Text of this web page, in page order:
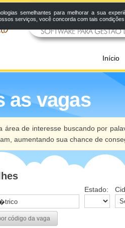
Início
as vagas
área de interesse buscando por
aumentando sua chance de
Estado:
código da vaga
semelhantes para melhorar a sua
serviços, você concorda com tais